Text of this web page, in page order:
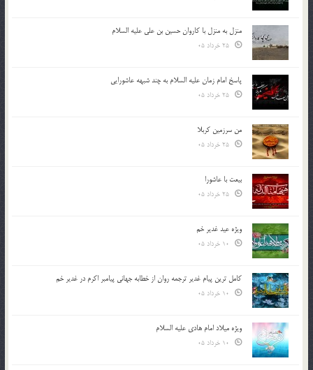
منزل به منزل با کاروان حسین بن علی علیه السلام
پاسخ امام زمان علیه السلام به چند شبهه عاشورایی
من سرزمین کربلا
بیعت با عاشورا
ویژه عید غدیر خم
کامل ترین پیام غدیر ترجمه روان از خطابه جهانی پیامبر اکرم در غدیر خم
ویژه میلاد امام هادی علیه السلام